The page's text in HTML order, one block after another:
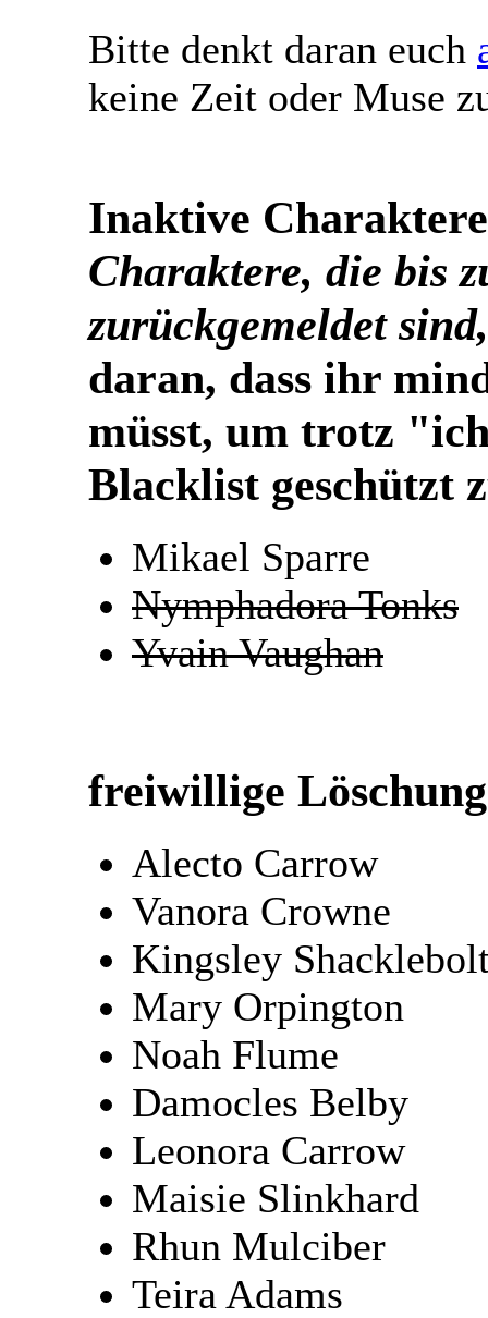
Bitte denkt daran euch
keine Zeit oder Muse
Inaktive Charaktere
Charaktere, die bis
zurückgemeldet
daran, dass ihr
müsst, um trotz
Blacklist geschützt
Mikael Sparre
Nymphadora Tonks
Yvain Vaughan
freiwillige
Alecto Carrow
Vanora Crowne
Kingsley
Mary Orpington
Noah Flume
Damocles Belby
Leonora Carrow
Maisie Slinkhard
Rhun Mulciber
Teira Adams